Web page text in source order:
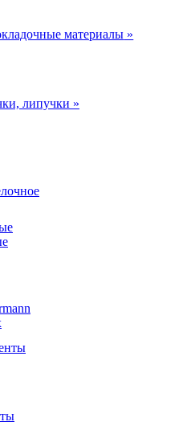
материалы »
липучки »